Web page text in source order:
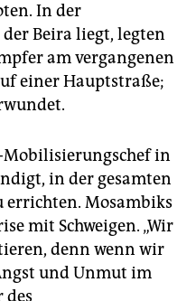
In der
Beira liegt, legten
am vergangenen
einer Hauptstraße;
Mobilisierungschef in
in der gesamten
errichten. Mosambiks
mit Schweigen. „Wir
denn wenn wir
und Unmut im
des